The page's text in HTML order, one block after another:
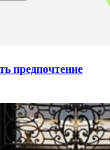
предпочтение